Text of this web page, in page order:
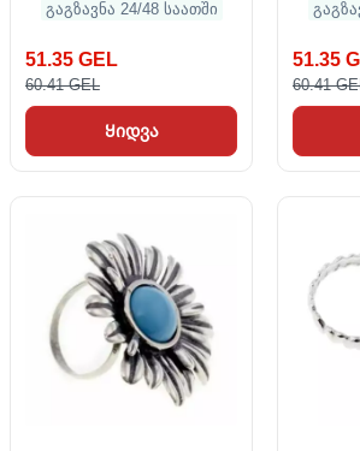
გაგზავნა 24/48 საათში
51.35 GEL
60.41 GEL
Ყიდვა
51.35
60.41